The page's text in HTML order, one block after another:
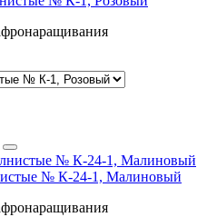
№ К-24-1, Малиновый